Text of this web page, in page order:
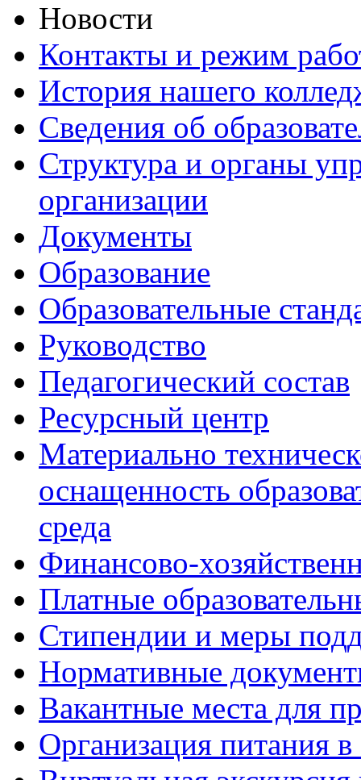
Новости
Контакты и режим
История нашего
Сведения об
Структура и органы
организации
Документы
Образование
Образовательные
Руководство
Педагогический состав
Ресурсный центр
Материально
оснащенность
среда
Финансово-
Платные
Стипендии и меры
Нормативные
Вакантные места для
Организация питания в